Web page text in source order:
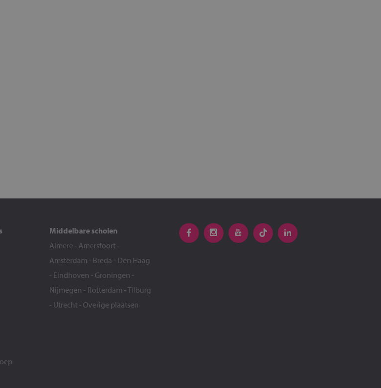
Middelbare scholen
Almere - Amersfoort -
Amsterdam - Breda - Den Haag
- Eindhoven - Groningen -
Nijmegen - Rotterdam -Tilburg
- Utrecht - Overige plaatsen